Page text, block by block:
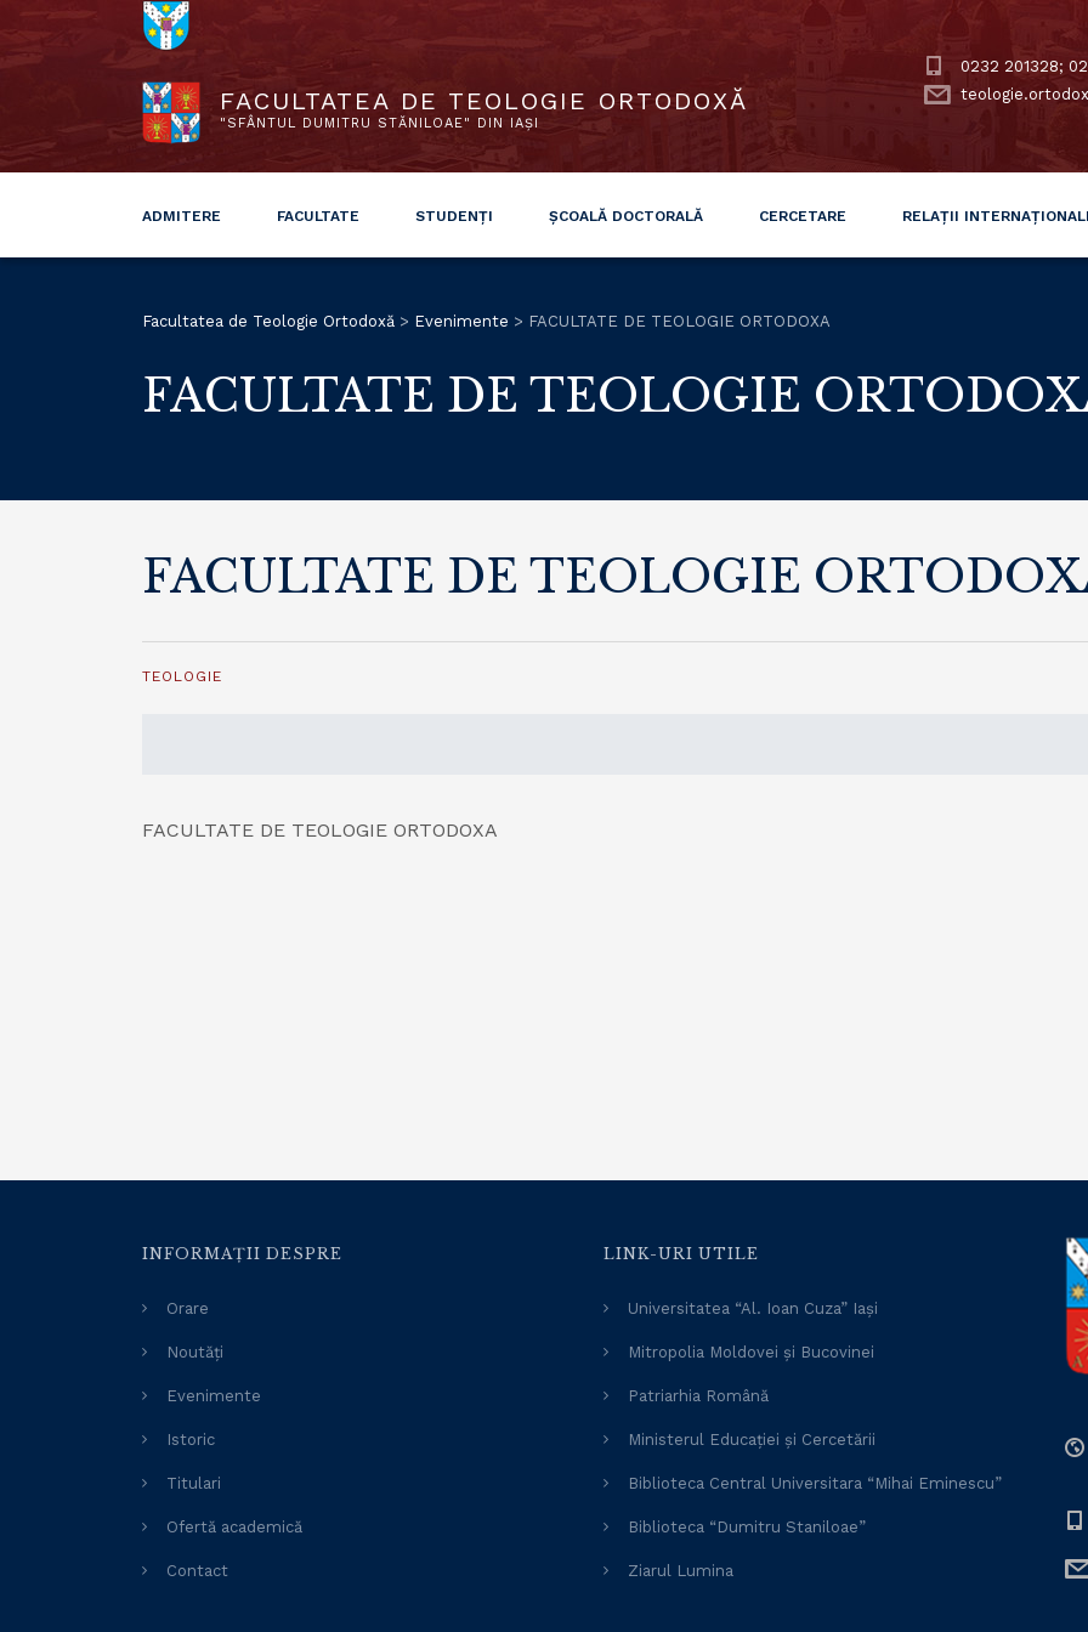
FACULTATEA DE TEOLOGIE ORTODOXĂ
"SFÂNTUL DUMITRU STĂNILOAE" DIN IAȘI
0232 201328;
ADMITERE FACULTATE STUDENȚI ȘCOALĂ DOCTORALĂ CERCETARE RELAȚII
Facultatea de Teologie Ortodoxă > Evenimente > FACULTATE DE TEOLOGIE ORTODOXA
FACULTATE DE TEOLOGIE
FACULTATE DE TEOLOGIE
TEOLOGIE
FACULTATE DE TEOLOGIE ORTODOXA
INFORMAȚII DESPRE
Orare
Noutăți
Evenimente
Istoric
Titulari
Ofertă academică
Contact
LINK-URI UTILE
Universitatea “Al. Ioan Cuza” Iași
Mitropolia Moldovei și Bucovinei
Patriarhia Română
Ministerul Educației și Cercetării
Biblioteca Central Universitara “Mihai Eminescu”
Biblioteca “Dumitru Staniloae”
Ziarul Lumina